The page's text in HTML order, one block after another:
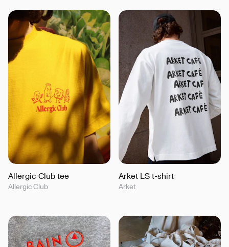
Allergic Club tee
Allergic Club
Arket LS t-shirt
Arket